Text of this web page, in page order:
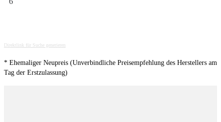
Direktlink für Suche generieren
* Ehemaliger Neupreis (Unverbindliche Preisempfehlung des Herstellers am
Tag der Erstzulassung)